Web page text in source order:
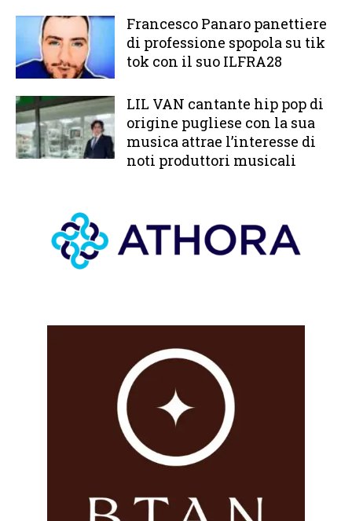
Francesco Panaro panettiere
di professione spopola su tik
tok con il suo ILFRA28
LIL VAN cantante hip pop di
origine pugliese con la sua
musica attrae l’interesse di
noti produttori musicali